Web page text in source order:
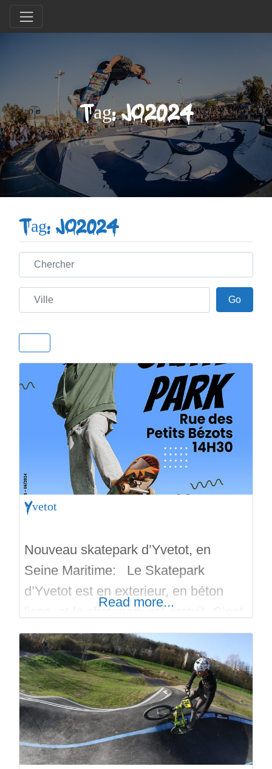
Tag: JO2024
Tag: JO2024
Chercher
Ville GoGo
Yvetot
Nouveau skatepark d’Yvetot, en
Seine Maritime: Le Skatepark
d’Yvetot est en exterieur, en béton
lisse, et le skatepark est gratuit. C’est
une réalisation de la société Antidote
Skateparks. Il est ouvert depuis ce 29
juin 2024. On retrouve un bowl en
forme de huit, avec du coping en tube
d’acier. A coté du bowl d’Yvetot se
trouve
Read more...